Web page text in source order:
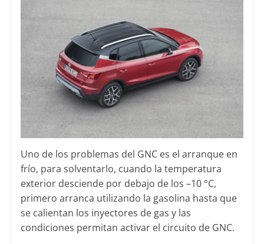
Uno de los problemas del GNC es el arranque en
frío, para solventarlo, cuando la temperatura
exterior desciende por debajo de los –10 °C,
primero arranca utilizando la gasolina hasta que
se calientan los inyectores de gas y las
condiciones permitan activar el circuito de GNC.